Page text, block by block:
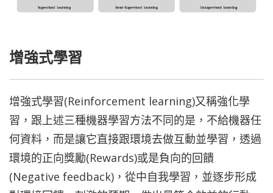
增強式學習
增強式學習(Reinforcement learning)又稱強化學
習，跟上述三種機器學習方法不同的是，不給機器任
何資料，而是讓它直接跟環境去做互動並學習，透過
環境的正向獎勵(Rewards)或是負向的回饋
(Negative feedback)，從中自我學習，並逐步形成